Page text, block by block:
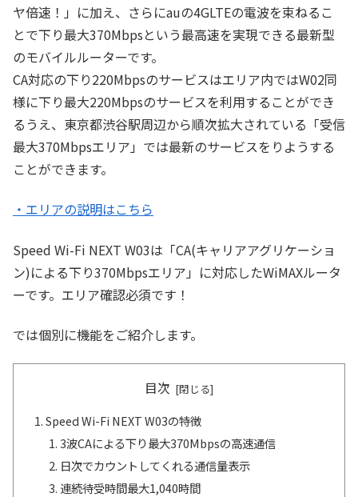
ヤ倍速！」に加え、さらにauの4GLTEの電波を束ねるこ
とで下り最大370Mbpsという最高速を実現できる最新型
のモバイルルーターです。
CA対応の下り220Mbpsのサービスはエリア内ではW02同
様に下り最大220Mbpsのサービスを利用することができ
るうえ、東京都渋谷駅周辺から順次拡大されている「受信
最大370Mbpsエリア」では最新のサービスをりようする
ことができます。
・エリアの説明はこちら
Speed Wi-Fi NEXT W03は「CA(キャリアアグリケーショ
ン)による下り370Mbpsエリア」に対応したWiMAXルータ
ーです。エリア確認必須です！
では個別に機能をご紹介します。
目次
Speed Wi-Fi NEXT W03の特徴
3波CAによる下り最大370Mbpsの高速通信
日次でカウントしてくれる通信量表示
連続待受時間最大1,040時間